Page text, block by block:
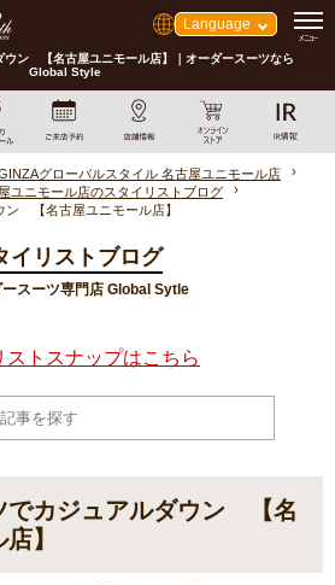
Language
ウン 【名古屋ユニモール店】｜オーダースーツなら
Global Style
グローバルスタイル 名古屋ユニモール店
ユニモール店のスタイリストブログ
ン 【名古屋ユニモール店】
イリストブログ
ースーツ専門店 Global Sytle
ストスナップはこちら
でカジュアルダウン 【名
】